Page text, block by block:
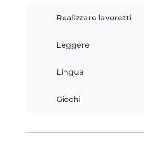
Realizzare lavoretti
Leggere
Lingua
Giochi